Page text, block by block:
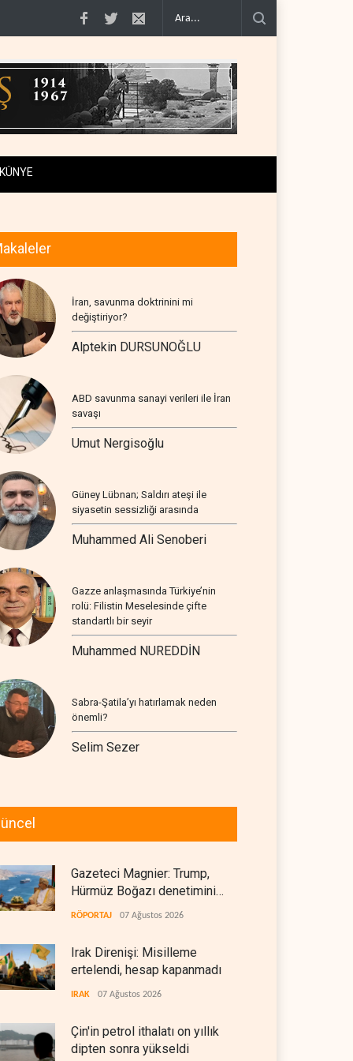
Çin'in petrol ithalatı on yıllık dipten sonra yükseldi..
KÜNYE
İran, savunma doktrinini mi
değiştiriyor?
Alptekin DURSUNOĞLU
ABD savunma sanayi verileri ile İran
savaşı
Umut Nergisoğlu
Güney Lübnan; Saldırı ateşi ile
siyasetin sessizliği arasında
Muhammed Ali Senoberi
Gazze anlaşmasında Türkiye’nin
rolü: Filistin Meselesinde çifte
standartlı bir seyir
Muhammed NUREDDİN
Sabra-Şatila’yı hatırlamak neden
önemli?
Selim Sezer
Gazeteci Magnier: Trump,
Hürmüz Boğazı denetimini
doğrudan İran ve Umman'a
RÖPORTAJ 07 Ağustos 2026
Irak Direnişi: Misilleme
ertelendi, hesap kapanmadı
IRAK 07 Ağustos 2026
Çin'in petrol ithalatı on yıllık
dipten sonra yükseldi